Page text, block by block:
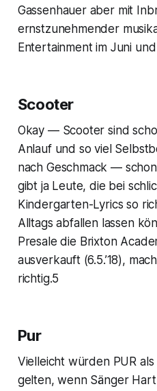
Gassenhauer aber mit
ernstzunehmender
Entertainment im Juni und
Scooter
Okay — Scooter sind
Anlauf und so viel
nach Geschmack —
gibt ja Leute, die bei
Kindergarten-Lyrics so
Alltags abfallen lassen
Presale die Brixton
ausverkauft (6.5.’18),
richtig.5
Pur
Vielleicht würden PUR
gelten, wenn Sänger